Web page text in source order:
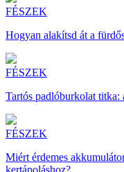
FÉSZEK
Hogyan alakítsd át a
FÉSZEK
Tartós padlóburkolat titka:
FÉSZEK
Miért érdemes
kertápoláshoz?